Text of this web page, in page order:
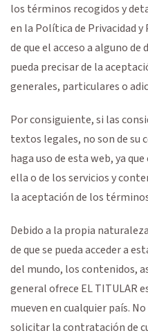
los términos recogidos y
en la Política de Privacidad
de que el acceso a alguno
pueda precisar de la
generales, particulares o
Por consiguiente, si las
textos legales, no son de su
haga uso de esta web, ya
ella o de los servicios y
la aceptación de los
Debido a la propia
de que se pueda acceder a
del mundo, los contenidos,
general ofrece EL TITULAR
mueven en cualquier país.
solicitar la contratación de